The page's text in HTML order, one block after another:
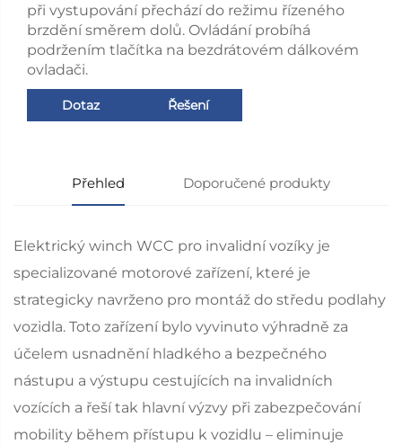
při vystupování přechází do režimu řízeného
brzdění směrem dolů. Ovládání probíhá
podržením tlačítka na bezdrátovém dálkovém
ovladači.
Dotaz Řešení
Přehled Doporučené produkty
Elektrický winch WCC pro invalidní vozíky je
specializované motorové zařízení, které je
strategicky navrženo pro montáž do středu podlahy
vozidla. Toto zařízení bylo vyvinuto výhradně za
účelem usnadnění hladkého a bezpečného
nástupu a výstupu cestujících na invalidních
vozících a řeší tak hlavní výzvy při zabezpečování
mobility během přístupu k vozidlu – eliminuje